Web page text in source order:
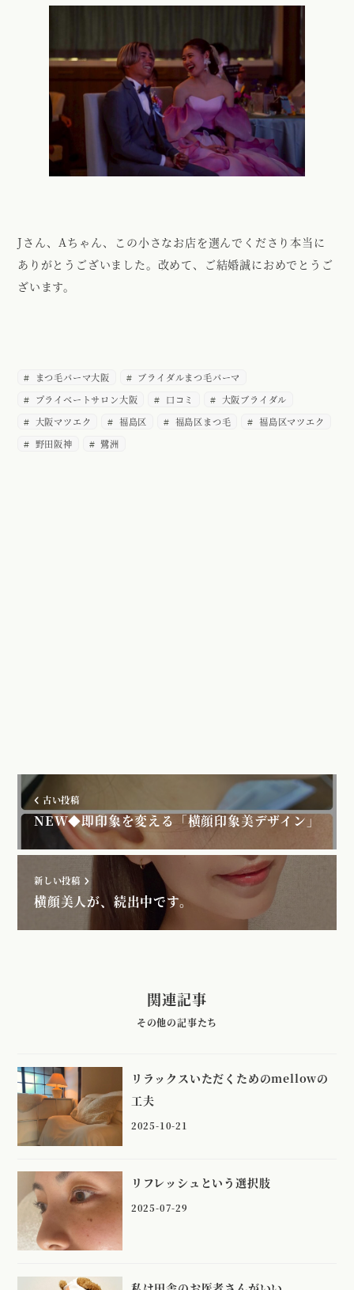
Jさん、Aちゃん、この小さなお店を選んでくださり本当に
ありがとうございました。改めて、ご結婚誠におめでとうご
ざいます。
まつ毛パーマ大阪
ブライダルまつ毛パーマ
プライベートサロン大阪
口コミ
大阪ブライダル
大阪マツエク
福島区 福島区まつ毛
福島区マツエク
野田阪神
鷺洲
古い投稿
NEW◆即印象を変える「横顔印象美デザイン」
新しい投稿
横顔美人が、続出中です。
関連記事
リラックスいただくためのmellowの
工夫
2025-10-21
リフレッシュという選択肢
2025-07-29